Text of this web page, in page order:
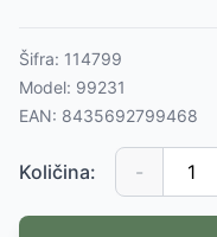
Šifra: 114799
Model: 99231
EAN: 8435692799468
Količina: -